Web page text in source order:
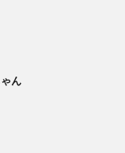
ん